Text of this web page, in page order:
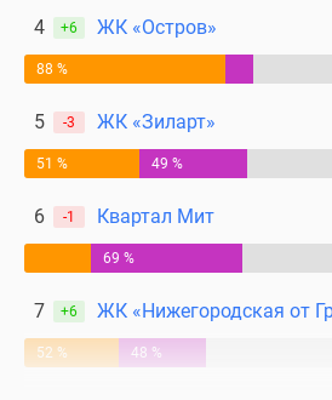
4 +6 ЖК «Остров»
88 %
5 -3 ЖК «Зиларт»
51 % 49 %
6 -1 Квартал Мит
69 %
7 +6 ЖК «Нижегородская от
52 % 48 %